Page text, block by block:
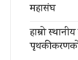
महासंघ
हाम्रो
पृथकीकरणको